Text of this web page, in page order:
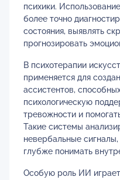
психики.
более точно
состояния, выявлять
прогнозировать
В психотерапии
применяется для
ассистентов,
психологическую
тревожности и
Такие системы
невербальные
глубже понимать
Особую роль ИИ играет